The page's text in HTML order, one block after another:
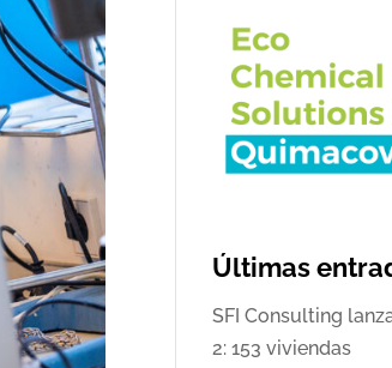
Últimas
SFI Consulting
2: 153 viviendas